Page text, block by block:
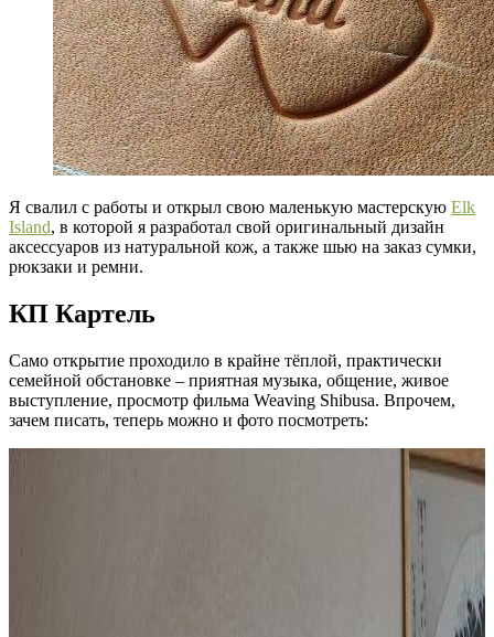
Я свалил с работы и открыл свою маленькую мастерскую Elk
Island, в которой я разработал свой оригинальный дизайн
аксессуаров из натуральной кож, а также шью на заказ сумки,
рюкзаки и ремни.
КП Картель
Само открытие проходило в крайне тёплой, практически
семейной обстановке – приятная музыка, общение, живое
выступление, просмотр фильма Weaving Shibusa. Впрочем,
зачем писать, теперь можно и фото посмотреть: